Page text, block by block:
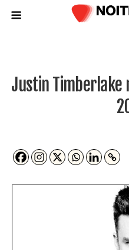
Justin Timberlake